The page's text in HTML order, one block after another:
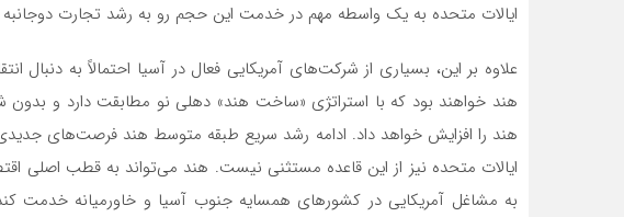
ایالات متحده به یک واسطه مهم در خدمت این حجم رو به رشد تجارت
علاوه بر این، بسیاری از شرکت‌های آمریکایی فعال در آسیا احتمالاً به
هند خواهند بود که با استراتژی «ساخت هند» دهلی نو مطابقت دارد و
هند را افزایش خواهد داد. ادامه رشد سریع طبقه متوسط هند فرصت‌های
ایالات متحده نیز از این قاعده مستثنی نیست. هند می‌تواند به قطب اصلی
به مشاغل آمریکایی در کشورهای همسایه جنوب آسیا و خاورمیانه خدمت